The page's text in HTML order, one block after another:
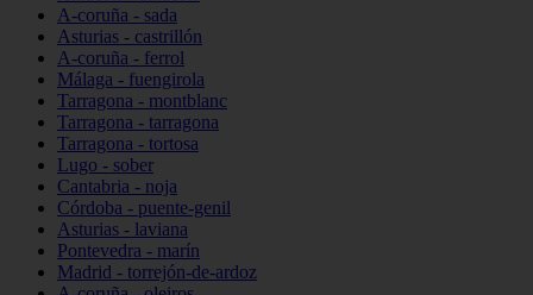
A-coruña - sada
Asturias - castrillón
A-coruña - ferrol
Málaga - fuengirola
Tarragona - montblanc
Tarragona - tarragona
Tarragona - tortosa
Lugo - sober
Cantabria - noja
Córdoba - puente-genil
Asturias - laviana
Pontevedra - marín
Madrid - torrejón-de-ardoz